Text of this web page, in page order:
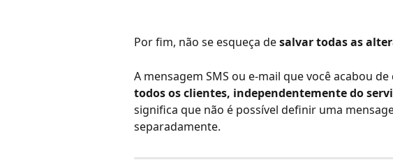
Por fim, não se esqueça de salvar todas as
A mensagem SMS ou e-mail que você acabou
todos os clientes, independentemente do
significa que não é possível definir uma
separadamente.